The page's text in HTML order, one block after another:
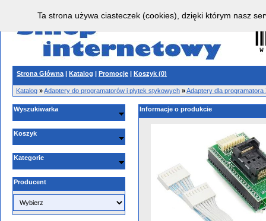
Strona Główna | Katalog | Promocje | Koszyk (0)
Katalog »Adaptery do programatorów i płytek stykowych »Adaptery dla programatora
Wyszukiwarka
Koszyk
Kategorie
Producent
Informacje o produkcie
Ta strona używa ciasteczek (cookies), dzięki którym nasz